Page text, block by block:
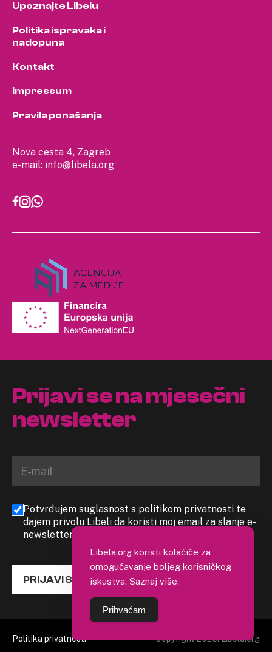
Nova cesta 4, Zagreb
e-mail: info@libela.org
Upoznajte Libelu
Politika ispravaka i
nadopuna
Kontakt
Impressum
Pravila ponašanja
Prijavi se na mjesečni
newsletter
Potvrđujem suglasnost s politikom privatnosti te
dajem privolu Libeli da koristi moj email za slanje e-
newslettera
PRIJAVI SE
Politika privatnosti Copyright 2026. Libela.org
Libela.org koristi kolačiće za
omogućavanje boljeg korisničkog
iskustva. Saznaj više.
Prihvaćam